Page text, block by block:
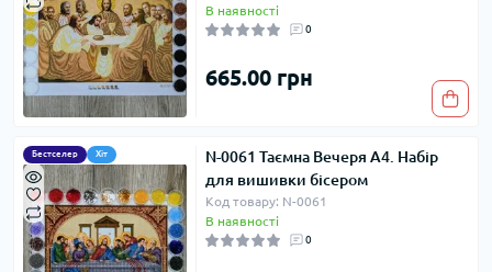
В наявності
0
665.00 грн
Бестселер Хіт
N-0061 Таємна Вечеря A4. Набір
для вишивки бісером
Код товару: N-0061
В наявності
0